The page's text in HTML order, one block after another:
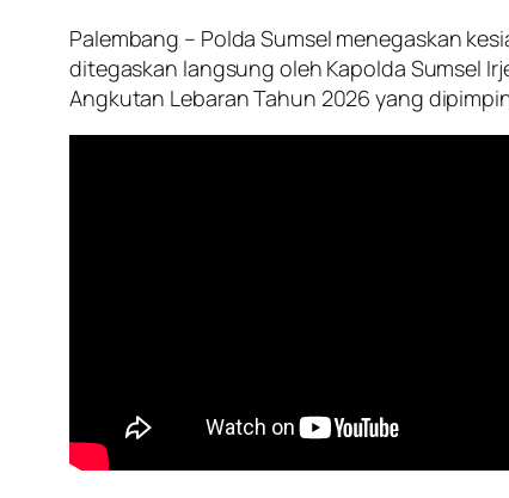
Palembang – Polda Sumsel menegaskan
ditegaskan langsung oleh Kapolda Sumsel
Angkutan Lebaran Tahun 2026 yang